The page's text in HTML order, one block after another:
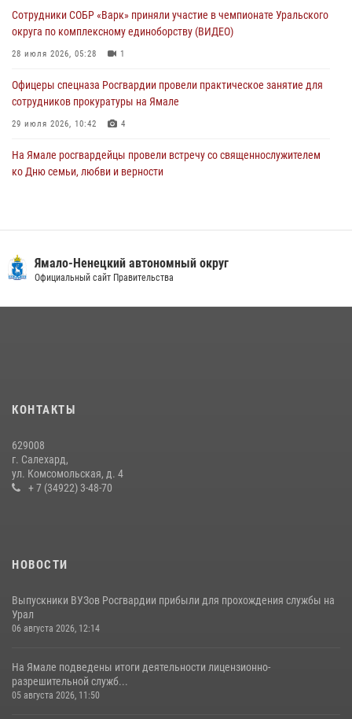
27 июля 2026, 09:04
Сотрудники СОБР «Варк» приняли участие в чемпионате Уральского
округа по комплексному единоборству (ВИДЕО)
28 июля 2026, 05:28 1
Офицеры спецназа Росгвардии провели практическое занятие для
сотрудников прокуратуры на Ямале
29 июля 2026, 10:42 4
На Ямале росгвардейцы провели встречу со священнослужителем
ко Дню семьи, любви и верности
«Каникулы с Росгвардией» продолжаются на Ямале
14 июля 2026, 06:53
Ямало-Ненецкий автономный округ
Официальный сайт Правительства
КОНТАКТЫ
629008
г. Салехард,
ул. Комсомольская, д. 4
+ 7 (34922) 3-48-70
НОВОСТИ
Выпускники ВУЗов Росгвардии прибыли для прохождения службы на
Урал
06 августа 2026, 12:14
На Ямале подведены итоги деятельности лицензионно-
разрешительной служб...
05 августа 2026, 11:50